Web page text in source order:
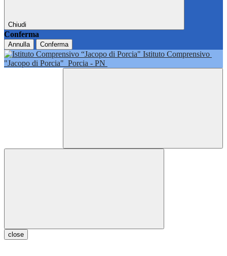
Chiudi
Conferma
Annulla Conferma
Istituto Comprensivo
"Jacopo di Porcia" Porcia - PN
close